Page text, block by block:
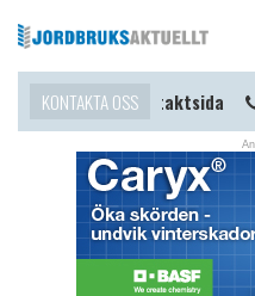
KONTAKTA OSS
i kontakt? Kontaktsida